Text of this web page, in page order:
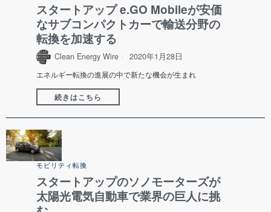
スタートアップ e.GO Mobileが安価
なサブコンパクトカーで輸送分野の
転換を加速する
Clean Energy Wire 2020年1月28日
エネルギー転換の進展の中で新たな機会が生まれ
続きはこちら
モビリティ転換
スタートアップのソノモーターズが
太陽光電気自動車で業界の巨人に挑